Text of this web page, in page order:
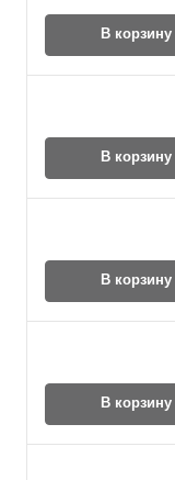
В корзину
В корзину
В корзину
В корзину